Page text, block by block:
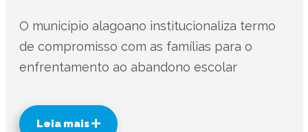
O município alagoano institucionaliza termo
de compromisso com as famílias para o
enfrentamento ao abandono escolar
Leia mais